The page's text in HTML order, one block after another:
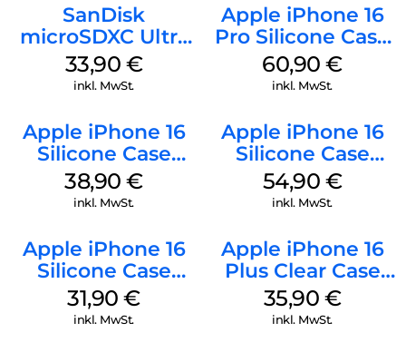
SanDisk
microSDXC Ultra
128 GB + Adapter
Mobile
33,90 €
inkl. MwSt.
Apple iPhone 16
Pro Silicone Case
MagSafe Stone
Gray
60,90€
inkl. MwSt.
Apple iPhone 16
Silicone Case
MagSafe
Ultramarine
38,90€
inkl. MwSt.
Apple iPhone 16
Silicone Case
MagSafe Black
54,90 €
inkl. MwSt.
Apple iPhone 16
Silicone Case
MagSafe Fuchsia
31,90€
inkl. MwSt.
Apple iPhone 16
Plus Clear Case
MagSafe
Transparent
35,90 €
inkl. MwSt.